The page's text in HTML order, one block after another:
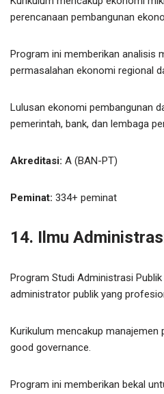
perencanaan pembangunan
Program ini memberikan analisis
permasalahan ekonomi regional
Lulusan ekonomi pembangunan
pemerintah, bank, dan lembaga
Akreditasi: A (BAN-PT)
Peminat: 334+ peminat
14. Ilmu
Program Studi Administrasi
administrator publik yang
Kurikulum mencakup manajemen
good governance.
Program ini memberikan bekal